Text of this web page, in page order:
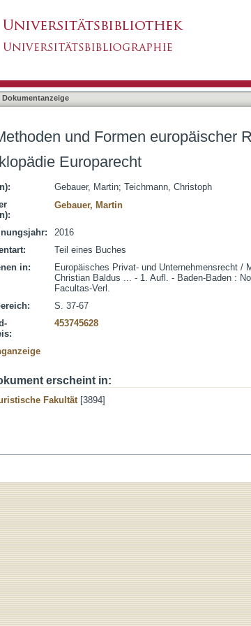
Dokumentanzeige
und Formen europäischer
Europarecht
Gebauer, Martin; Teichmann, Christoph
Gebauer, Martin
2016
Teil eines Buches
in:
Europäisches Privat- und Unternehmensrecht /
Christian Baldus ... - 1. Aufl. - Baden-Baden :
Facultas-Verl.
S. 37-67
453745628
erscheint in:
Fakultät[3894]